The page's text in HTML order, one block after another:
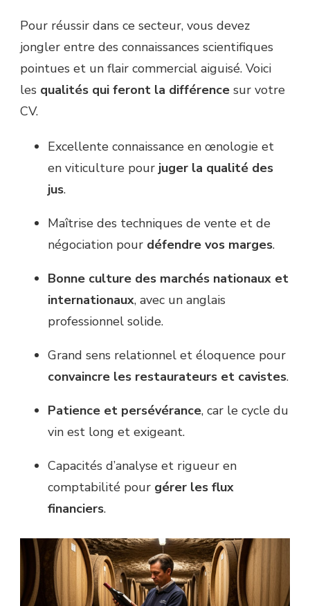
Pour réussir dans ce secteur, vous devez
jongler entre des connaissances scientifiques
pointues et un flair commercial aiguisé. Voici
les qualités qui feront la différence sur votre
CV.
Excellente connaissance en œnologie et
en viticulture pour juger la qualité des
jus.
Maîtrise des techniques de vente et de
négociation pour défendre vos marges.
Bonne culture des marchés nationaux et
internationaux, avec un anglais
professionnel solide.
Grand sens relationnel et éloquence pour
convaincre les restaurateurs et cavistes.
Patience et persévérance, car le cycle du
vin est long et exigeant.
Capacités d’analyse et rigueur en
comptabilité pour gérer les flux
financiers.